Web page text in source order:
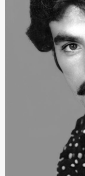
Sizlere daha iyi bir
Sitemizde
kullanılmaktadır.
verileriniz
toplumu
kullanılmaktadır.
kılınması ve
reklam/pazarlama
sınırlı olarak açık
Çerezlere ilişkin
vasıtasıyla
için Ayarlar
ziyaret